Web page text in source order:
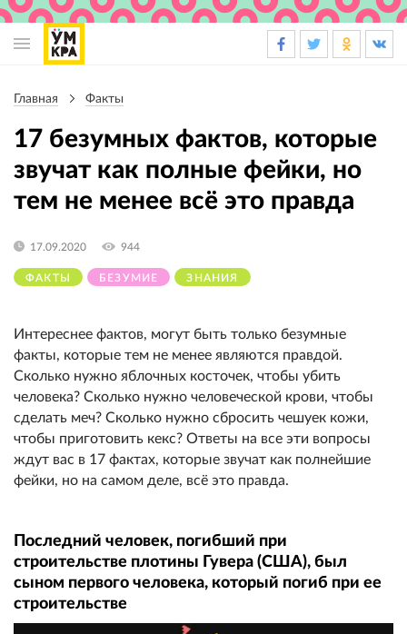
навигации
Главная Факты
17 безумных фактов, которые
звучат как полные фейки, но
тем не менее всё это правда
ФАКТЫ БЕЗУМИЕ ЗНАНИЯ
17.09.2020 944
Интереснее фактов, могут быть только безумные
факты, которые тем не менее являются правдой.
Сколько нужно яблочных косточек, чтобы убить
человека? Сколько нужно человеческой крови, чтобы
сделать меч? Сколько нужно сбросить чешуек кожи,
чтобы приготовить кекс? Ответы на все эти вопросы
ждут вас в 17 фактах, которые звучат как полнейшие
фейки, но на самом деле, всё это правда.
Последний человек, погибший при
строительстве плотины Гувера (США), был
сыном первого человека, который погиб при ее
строительстве